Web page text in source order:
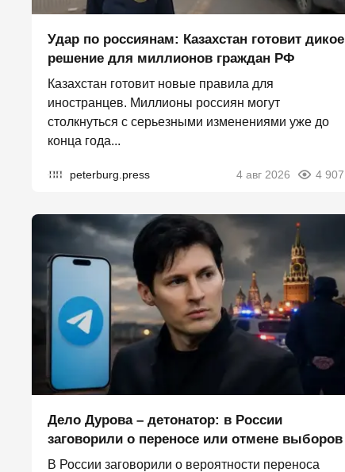
Удар по россиянам: Казахстан готовит дикое
решение для миллионов граждан РФ
Казахстан готовит новые правила для
иностранцев. Миллионы россиян могут
столкнуться с серьезными изменениями уже до
конца года...
peterburg.press 4 авг 2026 4 907
Дело Дурова – детонатор: в России
заговорили о переносе или отмене выборов
В России заговорили о вероятности переноса